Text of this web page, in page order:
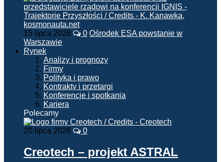
15 lipca 2026 0 Ośrodek ESA powstanie w
Warszawie
Rynek
Analizy i prognozy
Firmy
Polityka i prawo
Kontrakty i przetargi
Konferencje i spotkania
Kariera
Polecamy
20 lipca 2026 0
Creotech – projekt ASTRAL